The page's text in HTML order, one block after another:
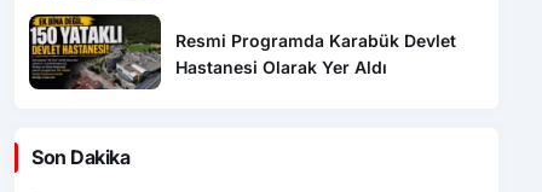
Resmi Programda Karabük Devlet
Hastanesi Olarak Yer Aldı
Son Dakika